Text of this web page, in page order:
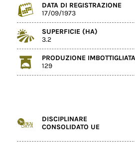
DATA DI REGISTRAZIONE
17/09/1973
SUPERFICIE (HA)
3.2
PRODUZIONE
129
DISCIPLINARE
CONSOLIDATO UE